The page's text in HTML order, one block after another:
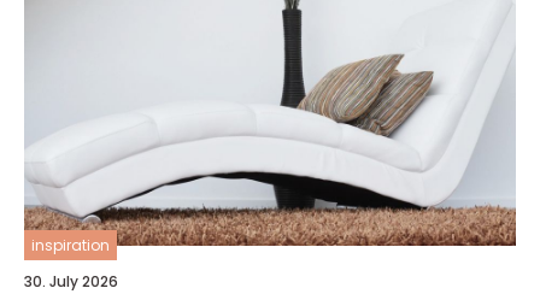
inspiration
30. July 2026